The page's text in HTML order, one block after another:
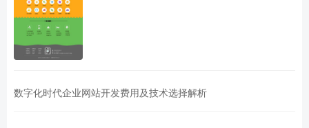
数字化时代企业网站开发费用及技术选择解析